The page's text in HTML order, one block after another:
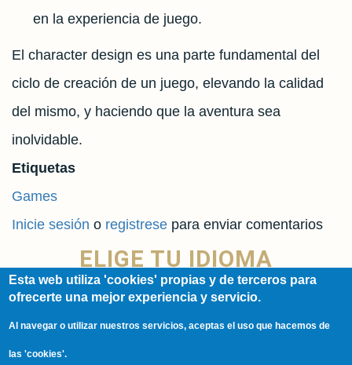
en la experiencia de juego.
El character design es una parte fundamental del
ciclo de creación de un juego, elevando la calidad
del mismo, y haciendo que la aventura sea
inolvidable.
Etiquetas
Games
Inicie sesión o registrese para enviar comentarios
ELIGE TU IDIOMA
English
Esta web utiliza 'cookies' propias y de terceros para
ofrecerte una mejor experiencia y servicio.
Al navegar o utilizar nuestros servicios, aceptas el uso que hacemos de
las 'cookies'.